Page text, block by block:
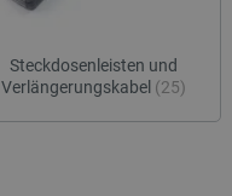
Steckdosenleisten und
Verlängerungskabel (25)